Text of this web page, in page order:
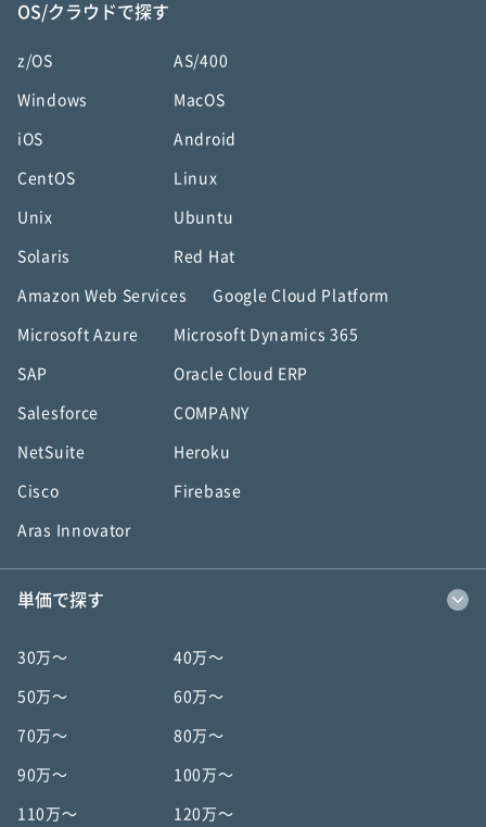
OS/クラウドで探す
z/OS AS/400
Windows MacOS
iOS Android
CentOS Linux
Unix Ubuntu
Solaris Red Hat
Amazon Web Services Google Cloud Platform
Microsoft Azure Microsoft Dynamics 365
SAP Oracle Cloud ERP
Salesforce COMPANY
NetSuite Heroku
Cisco Firebase
Aras Innovator
単価で探す
30万〜 40万〜
50万〜 60万〜
70万〜 80万〜
90万〜 100万〜
110万〜 120万〜